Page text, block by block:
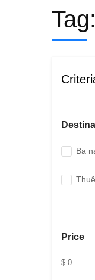
Tag:
Ba
Price
$ 0